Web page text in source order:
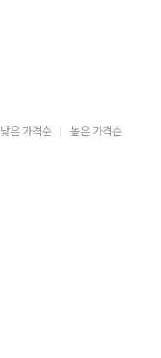
낮은 가격순 높은 가격순